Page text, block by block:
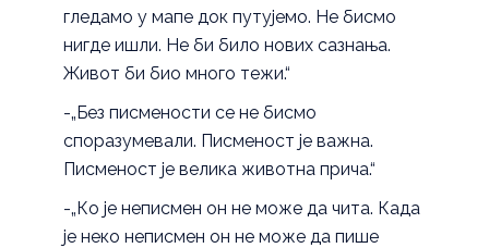
гледамо у мапе док путујемо. Не бисмо
нигде ишли. Не би било нових сазнања.
Живот би био много тежи.“
-„Без писмености се не бисмо
споразумевали. Писменост је важна.
Писменост је велика животна прича.“
-„Ко је неписмен он не може да чита. Када
је неко неписмен он не може да пише